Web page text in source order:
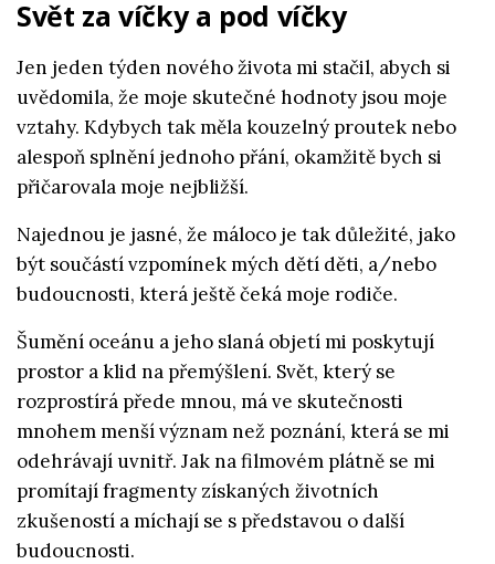
Svět za víčky a pod víčky
Jen jeden týden nového života mi stačil, abych si
uvědomila, že moje skutečné hodnoty jsou moje
vztahy. Kdybych tak měla kouzelný proutek nebo
alespoň splnění jednoho přání, okamžitě bych si
přičarovala moje nejbližší.
Najednou je jasné, že máloco je tak důležité, jako
být součástí vzpomínek mých dětí děti, a/nebo
budoucnosti, která ještě čeká moje rodiče.
Šumění oceánu a jeho slaná objetí mi poskytují
prostor a klid na přemýšlení. Svět, který se
rozprostírá přede mnou, má ve skutečnosti
mnohem menší význam než poznání, která se mi
odehrávají uvnitř. Jak na filmovém plátně se mi
promítají fragmenty získaných životních
zkušeností a míchají se s představou o další
budoucnosti.